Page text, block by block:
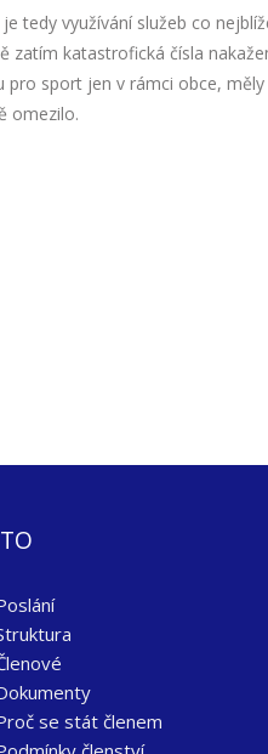
je tedy využívání služeb co
zatím katastrofická čísla
pro sport jen v rámci obce,
omezilo.
se stát členem